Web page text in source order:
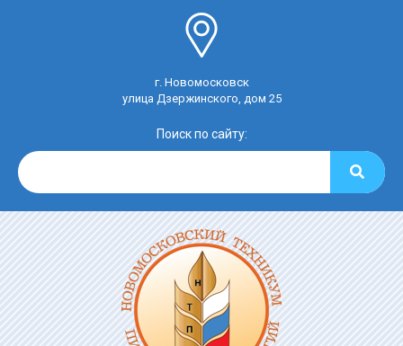
г. Новомосковск
улица Дзержинского, дом 25
Поиск по сайту: